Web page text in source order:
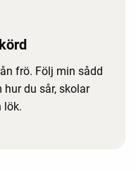
frö. Följ min sådd
du sår, skolar
lök.